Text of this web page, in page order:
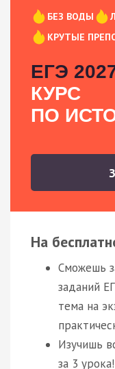
БЕЗ ВОДЫ
КРУТЫЕ
ЕГЭ
КУРС
ПО
На
Сможешь
заданий
тема на
Изучишь
за 3 урока!